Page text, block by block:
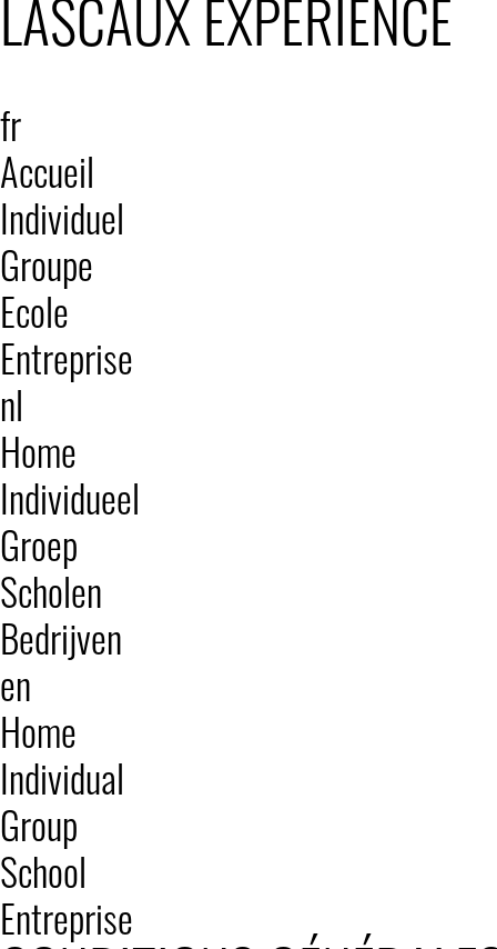
LASCAUX EXPÉRIENCE
fr
Accueil
Individuel
Groupe
Ecole
Entreprise
nl
Home
Individueel
Groep
Scholen
Bedrijven
en
Home
Individual
Group
School
Entreprise